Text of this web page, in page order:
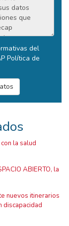
del
Política de
la salud
ABIERTO, la
nuevos itinerarios
discapacidad